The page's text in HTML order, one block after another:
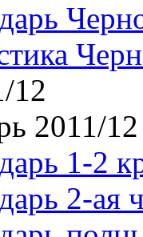
12
2011/12
1-2
2-ая